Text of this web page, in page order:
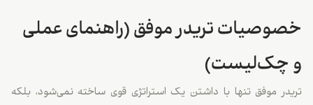
خصوصیات تریدر موفق (راهنمای عملی
و چک‌لیست)
تریدر موفق تنها با داشتن یک استراتژی قوی ساخته نمی‌شود، بلکه